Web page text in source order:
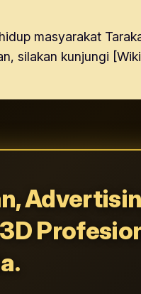
masyarakat
silakan kunjungi